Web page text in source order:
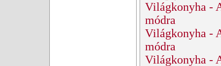
Világkonyha -
módra
Világkonyha -
módra
Világkonyha -